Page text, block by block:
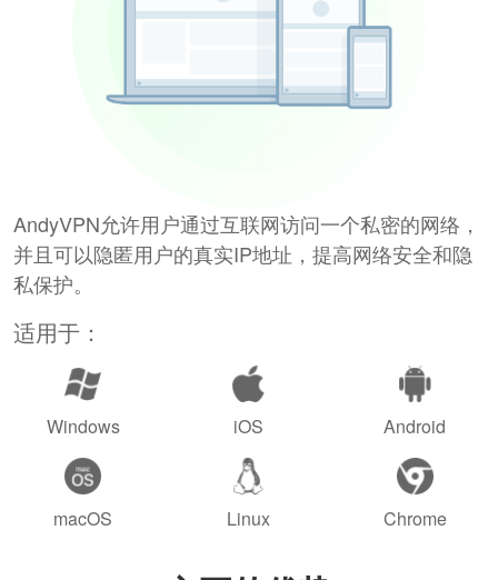
AndyVPN允许用户通过互联网访问一个私密的网络，
并且可以隐匿用户的真实IP地址，提高网络安全和隐
私保护。
适用于：
Windows iOS Android
macOS Linux Chrome